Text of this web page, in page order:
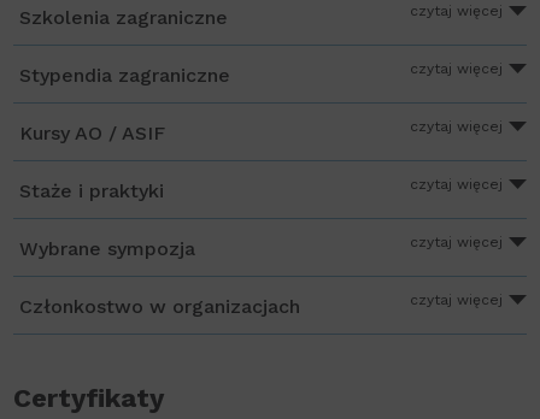
Szkolenia zagraniczne czytaj więcej
Stypendia zagraniczne czytaj więcej
Kursy AO / ASIF czytaj więcej
Staże i praktyki czytaj więcej
Wybrane sympozja czytaj więcej
Członkostwo w organizacjach czytaj więcej
Certyfikaty